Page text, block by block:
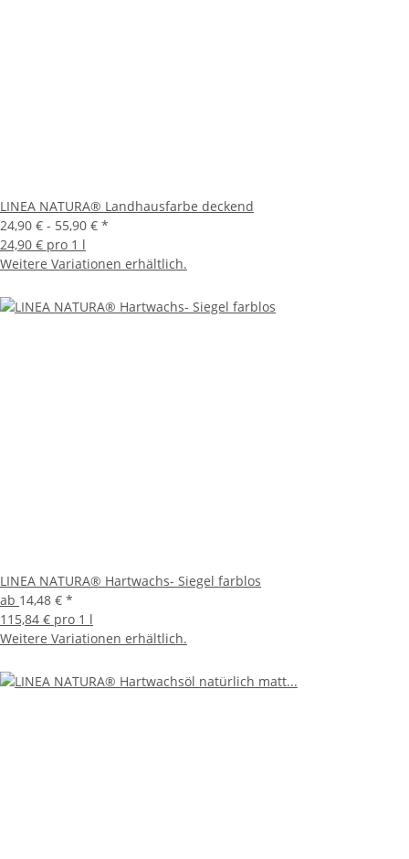
LINEA NATURA® Landhausfarbe deckend
24,90 € - 55,90 € *
24,90 € pro 1 l
Weitere Variationen erhältlich.
LINEA NATURA® Hartwachs- Siegel farblos
ab 14,48 € *
115,84 € pro 1 l
Weitere Variationen erhältlich.